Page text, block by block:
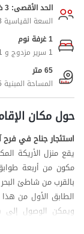
الحد الأقصى: 3 ضيف
السعة القياسية 3 أشخاص
1 غرفة نوم
1 سرير مزدوج و 1 فرشة منام على الأرض
65 متر
المساحة المبنية 65 متر - المساحة الخارجية 600 متر
حول مكان
استئجار جناح في فرح
يقع منزل الأريكة
مكون من أربعة
بالقرب من شاطئ البحر ، على بعد
الطابق الأول من
خطوة، ويحتوي كل